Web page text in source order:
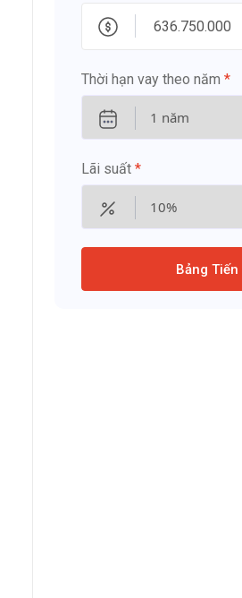
Thời hạn vay theo năm *
Lãi suất *
Bảng